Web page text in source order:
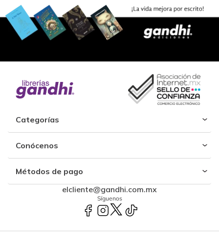
Categorías
Conócenos
Métodos de pago
elcliente@gandhi.com.mx
Síguenos